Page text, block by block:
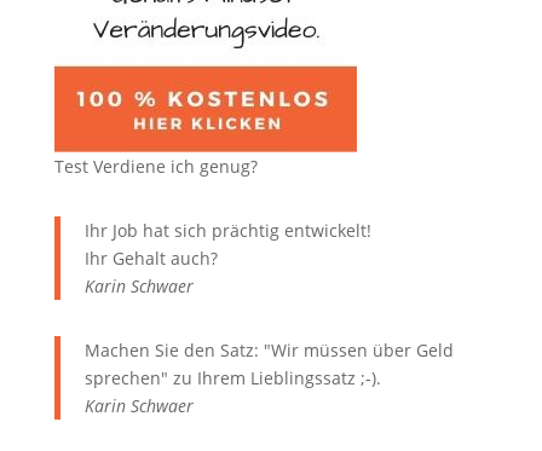
Test Verdiene ich genug?
Ihr Job hat sich prächtig entwickelt!
Ihr Gehalt auch?
Karin Schwaer
Machen Sie den Satz: "Wir müssen über Geld
sprechen" zu Ihrem Lieblingssatz ;-).
Karin Schwaer